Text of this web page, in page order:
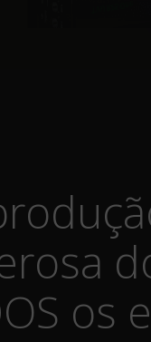
os